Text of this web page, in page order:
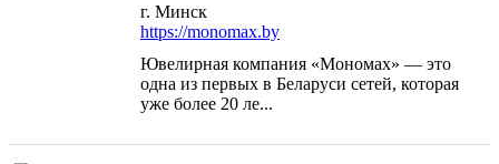
г. Минск
https://monomax.by
Ювелирная компания «Мономах» — это
одна из первых в Беларуси сетей, которая
уже более 20 ле...